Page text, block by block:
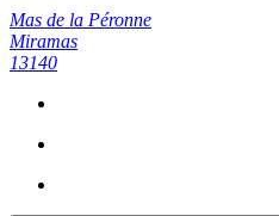
Mas de la Péronne
Miramas
13140